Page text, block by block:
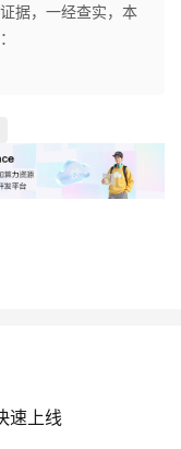
据，一经查实，本
速上线